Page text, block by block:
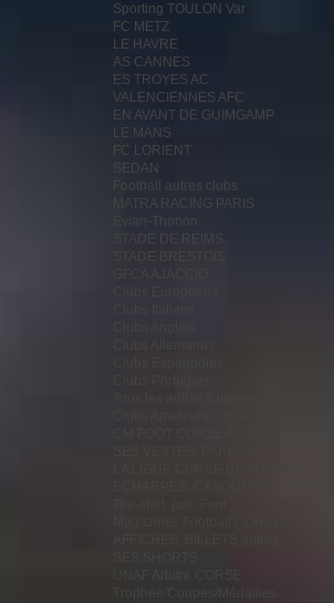
Sporting TOULON Var
FC METZ
LE HAVRE
AS CANNES
ES TROYES AC
VALENCIENNES AFC
EN AVANT DE GUIMGAMP
LE MANS
FC LORIENT
SEDAN
Football autres clubs
MATRA RACING PARIS
Evian-Thonon
STADE DE REIMS